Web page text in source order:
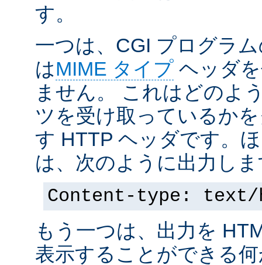
す。
一つは、CGI プログラ
はMIME タイプ ヘッダ
ません。 これはどのよ
ツを受け取っているか
す HTTP ヘッダです。
は、次のように出力し
Content-type: text/
もう一つは、出力を
表示することができる